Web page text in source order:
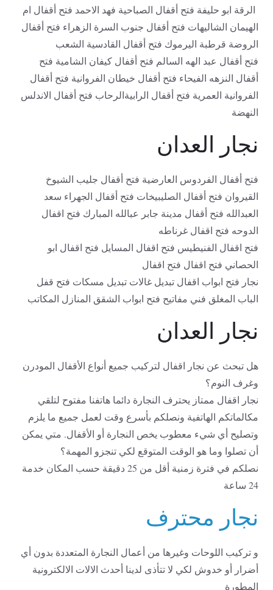
الرقة ابو حليفة فتح أقفال الصباحية فهد الاحمد فتح أقفال ام
الهيمان الشاليهات فتح أقفال جنوب السرة الزهراء فتح أقفال
الروضة قرطبة اليرموك فتح أقفال القادسية الشعب
فتح أقفال عبد الهه السالم فتح أقفال كيفان الشامية فتح
أقفال النزهه الفيحاء فتح أقفال خيطان الفروانية فتح أقفال
الفروانية العمرية فتح أقفال الرابيةالرحاب فتح أقفال الاندلس
النهضة
نجار العدان
فتح أقفال الفردوس العارضية فتح أقفال جليب الشيوخ
القيروان فتح أقفال الصليبيخات فتح أقفال الجهراء سعد
العبدالله فتح أقفال مدينة جابر عبالله المبارك فتح اقفال
الدوحه فتح اقفال غرناطه
فتح اقفال الفنيطيس فتح اقفال المسايل فتح اقفال ابو
الحصاني فتح اقفال فتح اقفال
نجار فتح ابواب اقفال تبديل غالات تبديل مسكات فتح قفل
الباب المغلق فني مفاتيح فتح ابواب الشقق المنازل المكاتب
نجار العدان
هل تبحث عن نجار اقفال لتركيب جميع أنواع الأقفال المودرن
وغرف النوم؟
نجار اقفال ممتاز يحترف النجارة دائما هاتفنا مفتوح لتلقي
مكالماتكم الهاتفية ونصلكم بأسرع وقت لعمل جميع ما يلزم
وتصليح أي شيء معطوب يخص النجارة أو الأقفال. متي يمكن
أن تصلوا وما هو الوقت المتوقع لكي تنجزو المهمة؟
نصلكم في فترة زمنية أقل من 25 دقيقة حسب المكان خدمة
24 ساعة
نجار محترف
و تركيب اللوحات وغيرها من أعمال النجارة المتعددة بدون أي
أضرار أو خدوش لكي لا تتأذى لدينا أحدث الالات الالكترونية
المطورة